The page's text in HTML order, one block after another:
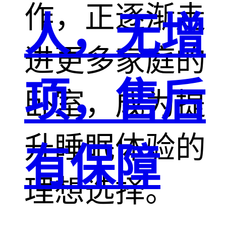
作，正逐渐走
进更多家庭的
卧室，成为提
升睡眠体验的
理想选择。
人，无增
项，售后
有保障